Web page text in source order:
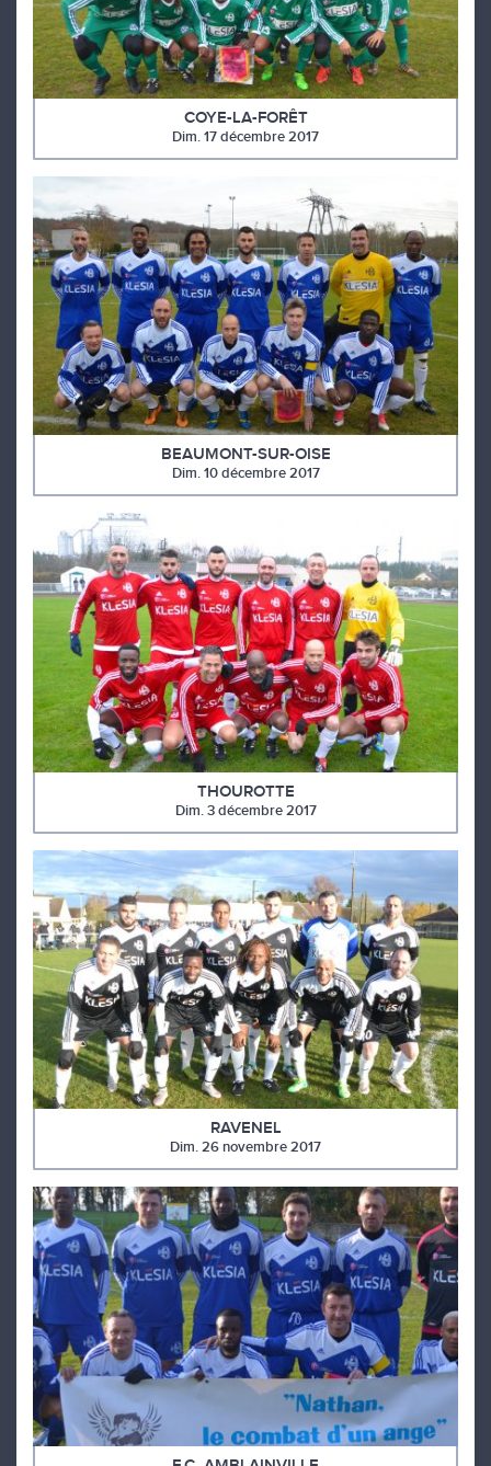
COYE-LA-FORÊT
Dim. 17 décembre 2017
BEAUMONT-SUR-OISE
Dim. 10 décembre 2017
THOUROTTE
Dim. 3 décembre 2017
RAVENEL
Dim. 26 novembre 2017